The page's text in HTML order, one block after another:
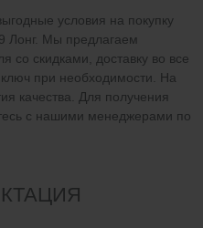
условия на покупку
Лонг. Мы предлагаем
со скидками, доставку во все
при необходимости. На
качества. Для получения
с нашими менеджерами по